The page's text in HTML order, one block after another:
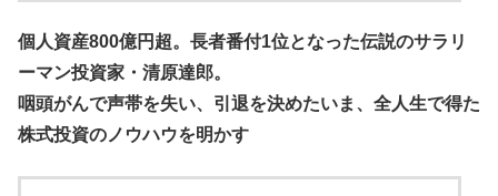
個人資産800億円超。長者番付1位となった伝説のサラリ
ーマン投資家・清原達郎。
咽頭がんで声帯を失い、引退を決めたいま、全人生で得た
株式投資のノウハウを明かす